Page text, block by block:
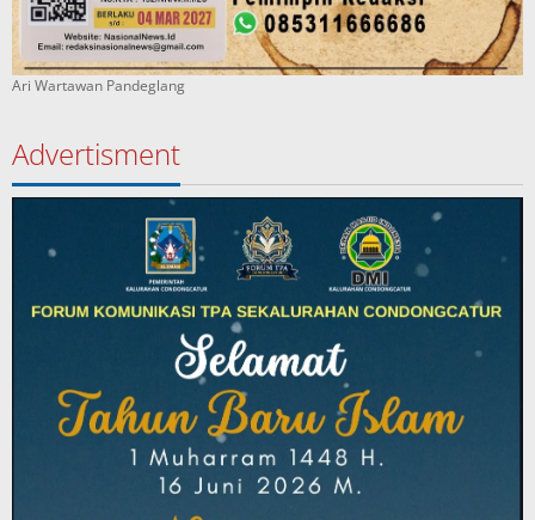
Ari Wartawan Pandeglang
Advertisment